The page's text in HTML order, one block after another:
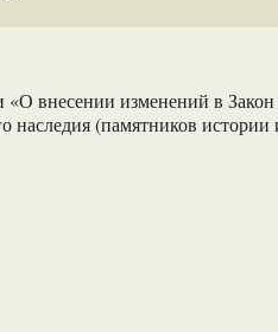
внесении изменений в
наследия (памятников